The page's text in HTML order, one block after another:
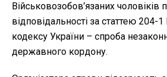
Військовозобов’язаних чоловіків
відповідальності за статтею 204-
кодексу України – спроба
державного кордону.